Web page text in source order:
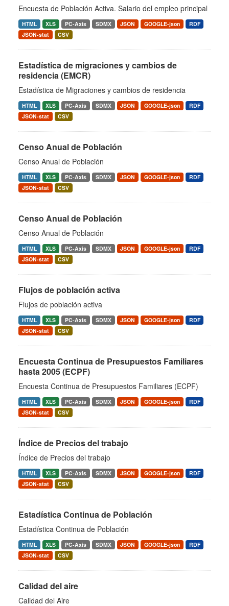
Encuesta de Población Activa. Salario del empleo principal
HTML XLS PC-Axis SDMX JSON GOOGLE-json
RDF
JSON-stat
CSV
Estadística de migraciones y cambios de
residencia (EMCR)
Estadística de Migraciones y cambios de residencia
HTML XLS PC-Axis SDMX JSON GOOGLE-json
RDF
JSON-stat
CSV
Censo Anual de Población
Censo Anual de Población
HTML XLS PC-Axis SDMX JSON GOOGLE-json
RDF
JSON-stat
CSV
Censo Anual de Población
Censo Anual de Población
HTML XLS PC-Axis SDMX JSON GOOGLE-json
RDF
JSON-stat
CSV
Flujos de población activa
Flujos de población activa
HTML XLS PC-Axis SDMX JSON GOOGLE-json
RDF
JSON-stat
CSV
Encuesta Continua de Presupuestos Familiares
hasta 2005 (ECPF)
Encuesta Continua de Presupuestos Familiares (ECPF)
HTML XLS PC-Axis SDMX JSON GOOGLE-json
RDF
JSON-stat
CSV
Índice de Precios del trabajo
Índice de Precios del trabajo
HTML XLS PC-Axis SDMX JSON GOOGLE-json
RDF
JSON-stat
CSV
Estadística Continua de Población
Estadística Continua de Población
HTML XLS PC-Axis SDMX JSON GOOGLE-json
RDF
JSON-stat
CSV
Calidad del aire
Calidad del Aire